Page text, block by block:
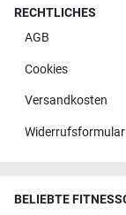
RECHTLICHES
AGB
Cookies
Versandkosten
Widerrufsformular
BELIEBTE